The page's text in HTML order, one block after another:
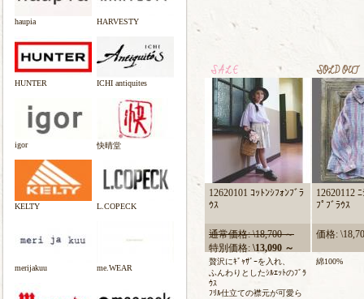
haupia HARVESTY
HUNTER ICHI antiquites
igor 快晴堂
KELTY L.COPECK
merijakuu me.WEAR
12620101 ｺｯﾄﾝｼﾌｫﾝﾌﾞﾗ
ｳｽ
通常価格: \18,700 ～
特別価格: \13,090 ～
贅沢にｷﾞｬｻﾞｰを入れ、
ふんわりとしたｼﾙｴｯﾄのﾌﾞﾗ
ｳｽ
ﾌﾘﾙ仕立ての襟元が可愛ら
12620112
ﾌﾟﾌﾞﾗｳｽ
価格:
綿100%